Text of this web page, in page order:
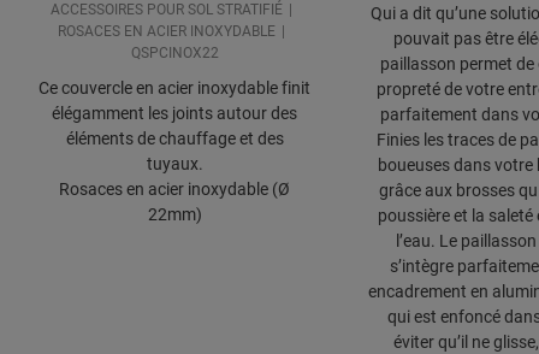
ACCESSOIRES POUR SOL STRATIFIÉ
ROSACES EN ACIER INOXYDABLE
QSPCINOX22
Ce couvercle en acier inoxydable finit
élégamment les joints autour des
éléments de chauffage et des
tuyaux.
Rosaces en acier inoxydable (Ø
22mm)
Qui a dit qu’une
pouvait pas être
paillasson permet de
propreté de votre
parfaitement dans
Finies les traces de
boueuses dans votre
grâce aux brosses
poussière et la
l’eau. Le
s’intègre
encadrement en
qui est enfoncé
éviter qu’il ne